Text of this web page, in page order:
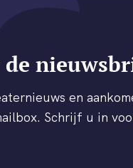
en
Schrijf u in